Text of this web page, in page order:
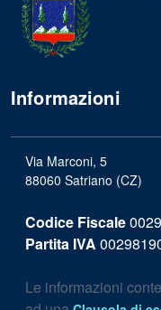
Informazioni
Via Marconi, 5
88060 Satriano (CZ)
Codice Fiscale
Partita IVA
Le informazioni